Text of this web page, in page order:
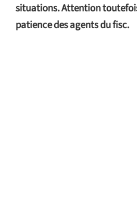
situations. Attention
patience des agents du fisc.